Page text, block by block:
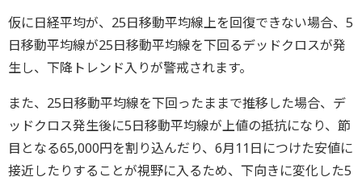
仮に日経平均が、25日移動平均線上を回復できない場合、5
日移動平均線が25日移動平均線を下回るデッドクロスが発
生し、下降トレンド入りが警戒されます。
また、25日移動平均線を下回ったままで推移した場合、デ
ッドクロス発生後に5日移動平均線が上値の抵抗になり、節
目となる65,000円を割り込んだり、6月11日につけた安値に
接近したりすることが視野に入るため、下向きに変化した5